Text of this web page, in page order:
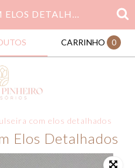
MAXI PULSEIRA COM ELOS DETALHADOS
CARRINHO 0
com elos detalhados
Elos Detalhados